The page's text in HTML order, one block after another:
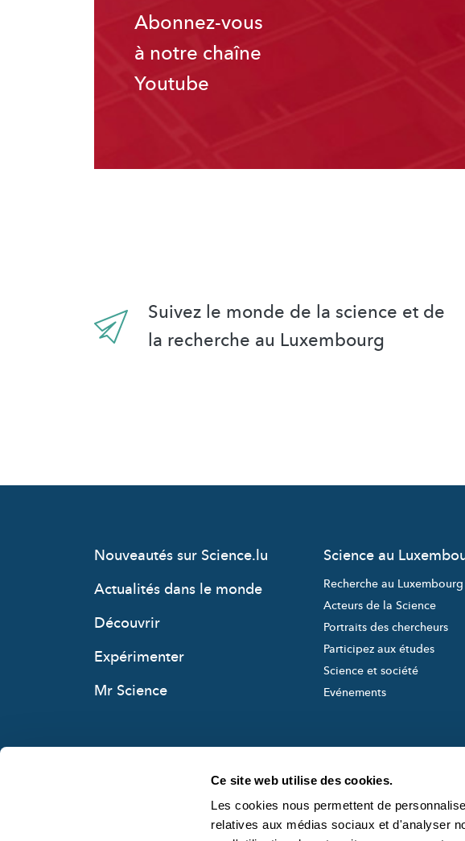
Ce site web utilise des cookies.
Les cookies nous permettent de
relatives aux médias sociaux et d'analyser
Abonnez-vous
à notre chaîne
Youtube
Suivez le monde de la science et de
la recherche au Luxembourg
Nouveautés sur Science.lu
Actualités dans le monde
Découvrir
Expérimenter
Mr Science
Science au
Recherche au Luxembourg
Acteurs de la Science
Portraits des chercheurs
Participez aux études
Science et société
Evénements